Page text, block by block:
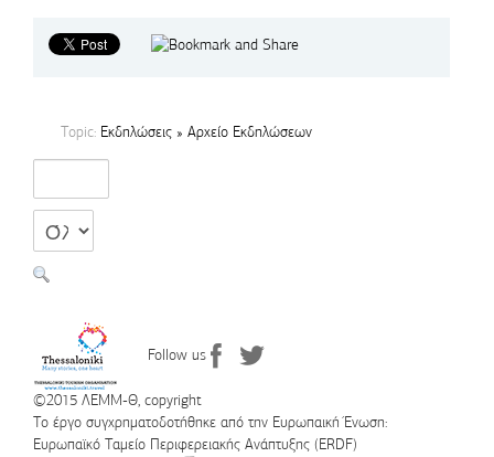
Topic: Εκδηλώσεις » Αρχείο Εκδηλώσεων
Follow us
©2015 ΛΕΜΜ-Θ, copyright
Το έργο συγχρηματοδοτήθηκε από την Ευρωπαική Ένωση:
Ευρωπαϊκό Ταμείο Περιφερειακής Ανάπτυξης (ERDF)